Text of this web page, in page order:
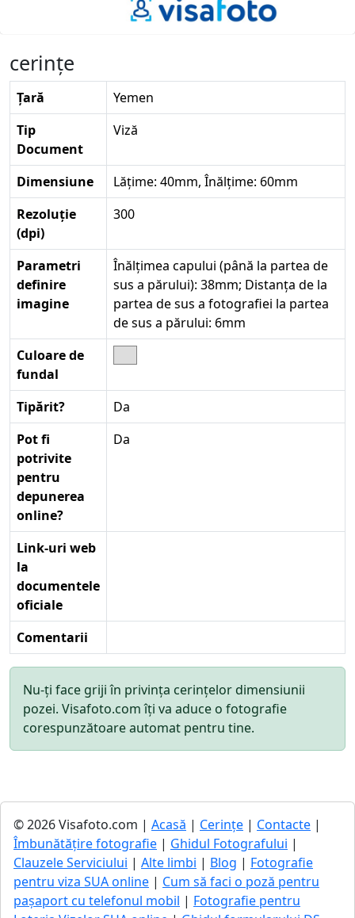
cerinţe
Țară
Yemen
Tip
Document
Viză
Dimensiune
Lățime: 40mm, Înălțime: 60mm
Rezoluție
(dpi)
300
Parametri
definire
imagine
Înălțimea capului (până la partea de
sus a părului): 38mm; Distanța de la
partea de sus a fotografiei la partea
de sus a părului: 6mm
Culoare de
fundal
Tipărit?
Da
Pot fi
potrivite
pentru
depunerea
online?
Da
Link-uri web
la
documentele
oficiale
Comentarii
Nu-ți face griji în privința cerințelor dimensiunii
pozei. Visafoto.com îți va aduce o fotografie
corespunzătoare automat pentru tine.
© 2026 Visafoto.com | Acasă | Cerințe | Contacte |
Îmbunătățire fotografie | Ghidul Fotografului |
Clauzele Serviciului | Alte limbi | Blog | Fotografie
pentru viza SUA online | Cum să faci o poză pentru
pașaport cu telefonul mobil | Fotografie pentru